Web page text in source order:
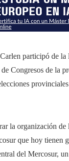
participó de
Congresos de la
la organización
que hoy tienen
del Mercosur,